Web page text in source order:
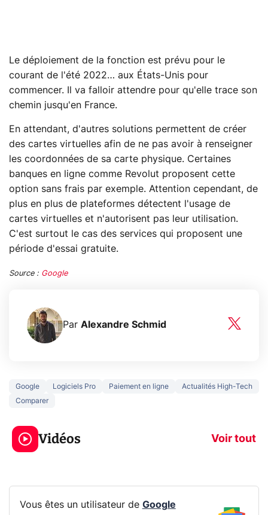
Le déploiement de la fonction est prévu pour le
courant de l'été 2022… aux États-Unis pour
commencer. Il va falloir attendre pour qu'elle trace son
chemin jusqu'en France.
En attendant, d'autres solutions permettent de créer
des cartes virtuelles afin de ne pas avoir à renseigner
les coordonnées de sa carte physique. Certaines
banques en ligne comme Revolut proposent cette
option sans frais par exemple. Attention cependant, de
plus en plus de plateformes détectent l'usage de
cartes virtuelles et n'autorisent pas leur utilisation.
C'est surtout le cas des services qui proposent une
période d'essai gratuite.
Source : Google
Par Alexandre Schmid
Google Logiciels Pro Paiement en ligne
Actualités High-Tech
Comparer
Vidéos Voir tout
3 écrans en 1 pour
319€ ? Voici L'AOC
CQ32G4ZA !
prochaine
Vous êtes un utilisateur de Google